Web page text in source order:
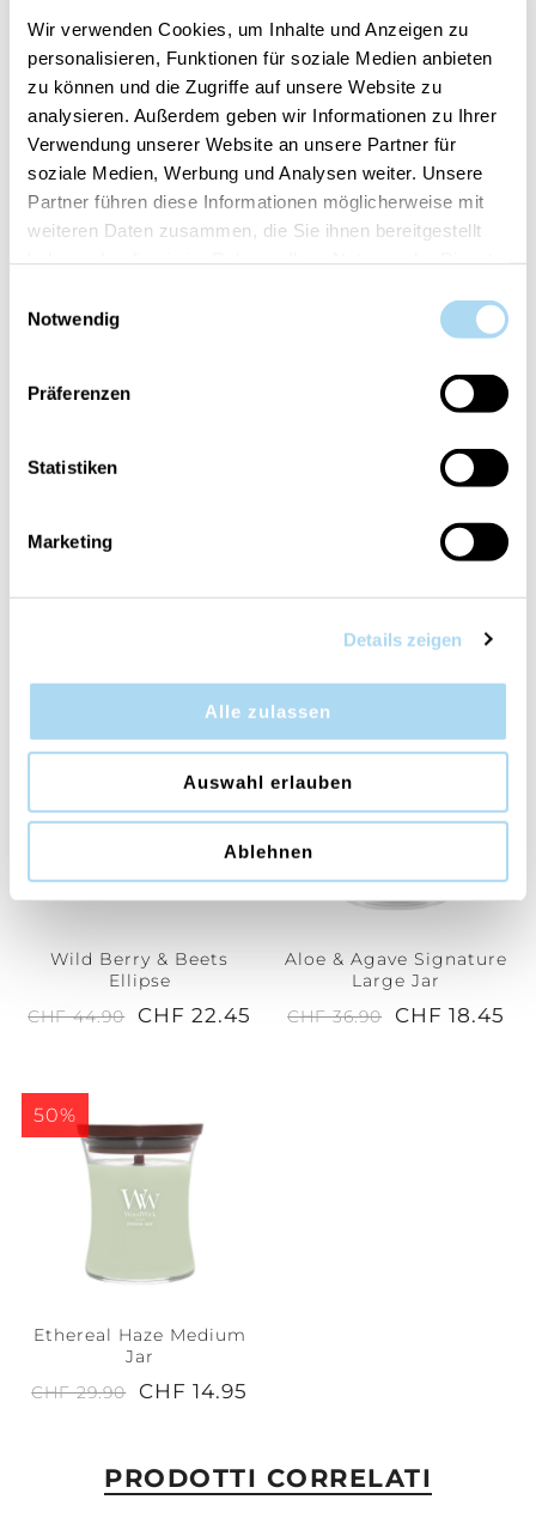
Wir verwenden Cookies, um Inhalte und Anzeigen zu
personalisieren, Funktionen für soziale Medien anbieten
zu können und die Zugriffe auf unsere Website zu
analysieren. Außerdem geben wir Informationen zu Ihrer
Verwendung unserer Website an unsere Partner für
soziale Medien, Werbung und Analysen weiter. Unsere
Partner führen diese Informationen möglicherweise mit
weiteren Daten zusammen, die Sie ihnen bereitgestellt
Notwendig
Präferenzen
Statistiken
Marketing
Details zeigen
Alle zulassen
Auswahl erlauben
Ablehnen
design crea una lunga fiamma danzante per una
calda e unica atmosfera in ogni ambiente. Perfetta
come idea regalo!
Medium Jar
Signature Large Jar
CHF 36.90
CHF 18.45
50%
Wild Berry & Beets
Ellipse
CHF 44.90
CHF 22.45
50%
Aloe & Agave Signature
Large Jar
CHF 36.90
CHF 18.45
50%
Ethereal Haze Medium
Jar
CHF 29.90
CHF 14.95
PRODOTTI CORRELATI